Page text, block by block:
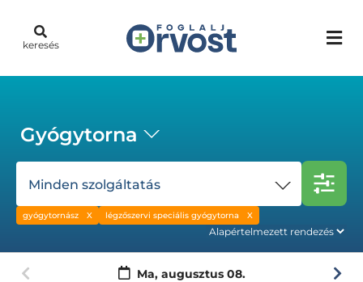
keresés
Gyógytorna
Minden szolgáltatás
gyógytornász légzőszervi speciális gyógytorna
Ma, augusztus 08.